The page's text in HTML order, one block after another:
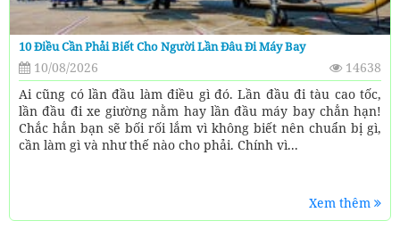
10 Điều Cần Phải Biết Cho Người Lần Đâu Đi Máy Bay
10/08/2026
14638
Ai cũng có lần đầu làm điều gì đó. Lần đầu đi tàu cao tốc,
lần đầu đi xe giường nằm hay lần đầu máy bay chẳn hạn!
Chắc hẳn bạn sẽ bối rối lắm vì không biết nên chuẩn bị gì,
cần làm gì và như thế nào cho phải. Chính vì...
Xem thêm